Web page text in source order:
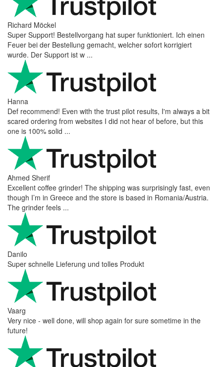
Richard Möckel
Super Support! Bestellvorgang hat super funktioniert. Ich einen
Feuer bei der Bestellung gemacht, welcher sofort korrigiert
wurde. Der Support ist w ...
Hanna
Def recommend! Even with the trust pilot results, I'm always a bit
scared ordering from websites I did not hear of before, but this
one is 100% solid ...
Ahmed Sherif
Excellent coffee grinder! The shipping was surprisingly fast, even
though I’m in Greece and the store is based in Romania/Austria.
The grinder feels ...
Danilo
Super schnelle Lieferung und tolles Produkt
Vaarg
Very nice - well done, will shop again for sure sometime in the
future!